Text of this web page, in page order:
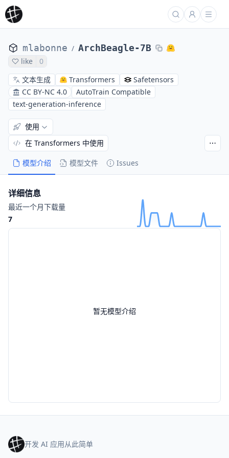
mlabonne / ArchBeagle-7B
like
0
文本生成
Transformers
Safetensors
CC BY-NC 4.0
AutoTrain Compatible
text-generation-inference
模型介绍 模型文件 Issues
使用
在 Transformers 中使用
暂无模型介绍
详细信息
最近一个月下载量
7
开发 AI 应用从此简单